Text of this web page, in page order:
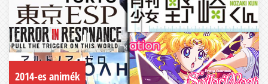
2014-es animék